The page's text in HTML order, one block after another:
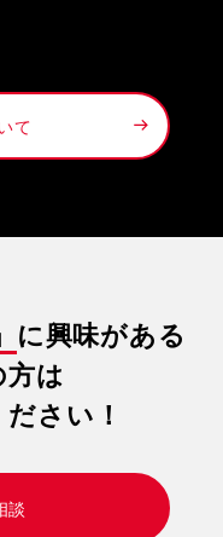
て
」 に興味がある
は
さい！
談